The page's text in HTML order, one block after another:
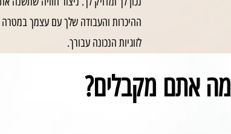
ההיכרות והעבודה שלך עם עצמך במטרה
לזוגיות הנכונה עבורך.
מה אתם מקבלים?